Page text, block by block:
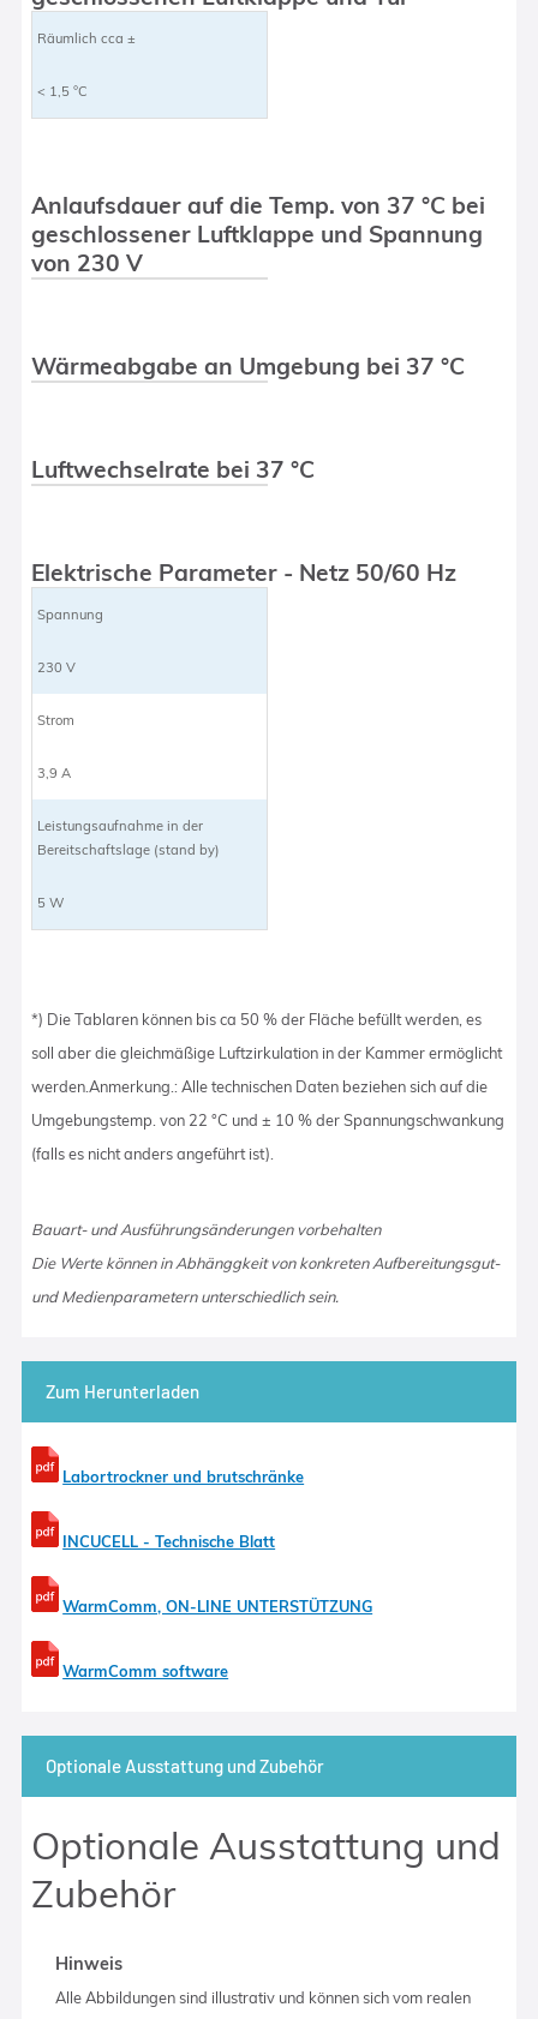
Räumlich cca ±
< 1,5 °C
Anlaufsdauer auf die Temp. von 37 °C bei
geschlossener Luftklappe und Spannung
von 230 V
Wärmeabgabe an Umgebung bei 37 °C
Luftwechselrate bei 37 °C
Elektrische Parameter - Netz 50/60 Hz
Spannung
230 V
Strom
3,9 A
Leistungsaufnahme in der
Bereitschaftslage (stand by)
5 W
*) Die Tablaren können bis ca 50 % der Fläche befüllt werden, es
soll aber die gleichmäßige Luftzirkulation in der Kammer ermöglicht
werden.Anmerkung.: Alle technischen Daten beziehen sich auf die
Umgebungstemp. von 22 °C und ± 10 % der Spannungschwankung
(falls es nicht anders angeführt ist).
Bauart- und Ausführungsänderungen vorbehalten
Die Werte können in Abhänggkeit von konkreten Aufbereitungsgut-
und Medienparametern unterschiedlich sein.
Zum Herunterladen
Labortrockner und brutschränke
INCUCELL - Technische Blatt
WarmComm, ON-LINE UNTERSTÜTZUNG
WarmComm software
Optionale Ausstattung und Zubehör
Optionale Ausstattung und
Zubehör
Hinweis
Alle Abbildungen sind illustrativ und können sich vom realen